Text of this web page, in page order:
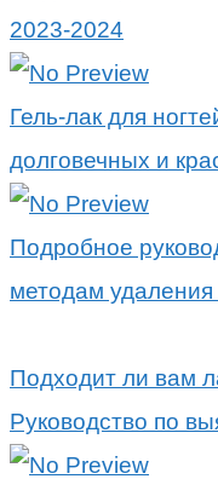
2023-2024
Гель-лак для
долговечных и
Подробное
методам удаления
Подходит ли вам
Руководство по